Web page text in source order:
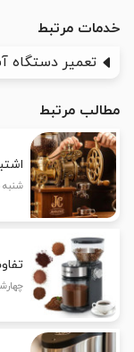
خدمات مرتبط
تعمیر دستگاه
مطالب مرتبط
شنبه ۵ مهر ۱۴۰۴
چهارشنبه ۲